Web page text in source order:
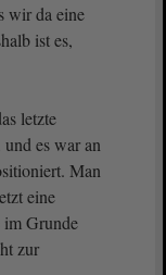
wir da eine
ist es,
letzte
es war an
Man
eine
im Grunde
zur